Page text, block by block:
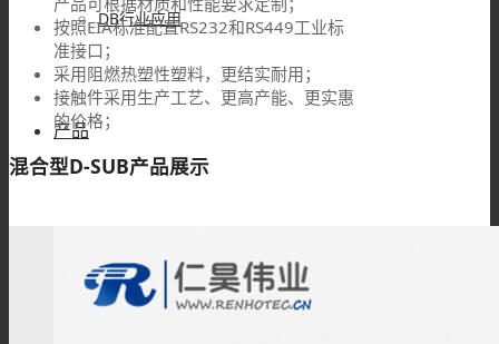
DB行业应用
产品
按照EIA标准配置RS232和RS449工业标
准接口；
采用阻燃热塑性塑料，更结实耐用；
接触件采用生产工艺、更高产能、更实惠
的价格；
混合型D-SUB产品展示